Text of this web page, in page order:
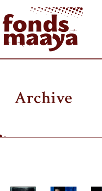
Archive